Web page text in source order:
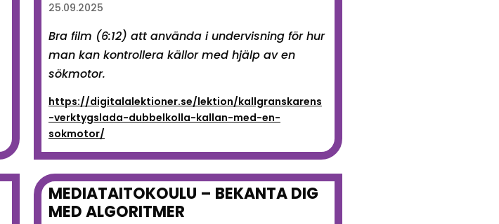
25.09.2025
Bra film (6:12) att använda i undervisning för hur
man kan kontrollera källor med hjälp av en
sökmotor.
https://digitalalektioner.se/lektion/kallgranskarens
-verktygslada-dubbelkolla-kallan-med-en-
sokmotor/
MEDIATAITOKOULU – BEKANTA DIG
MED ALGORITMER